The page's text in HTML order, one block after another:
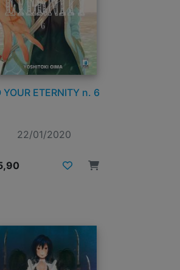
YOUR ETERNITY n. 6
22/01/2020